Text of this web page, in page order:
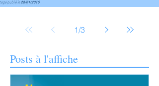
1/3
Posts à l'affiche